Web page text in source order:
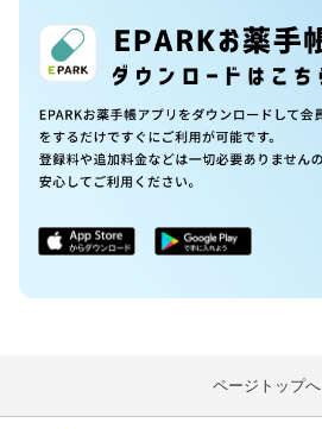
ページトップへ